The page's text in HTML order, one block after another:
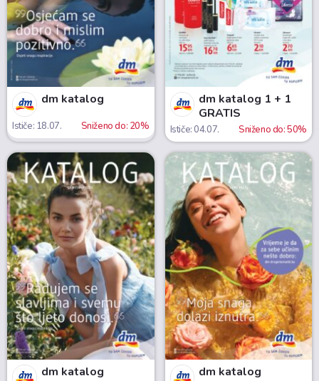
dm katalog
Ističe: 18.07. Sniženo do: 20%
dm katalog 1 + 1
GRATIS
Ističe: 04.07. Sniženo do: 50%
dm katalog dm katalog